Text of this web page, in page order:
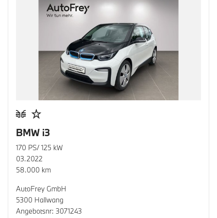
BMW i3
170 PS/ 125 kW
03.2022
58.000 km
AutoFrey GmbH
5300 Hallwang
Angebotsnr: 3071243